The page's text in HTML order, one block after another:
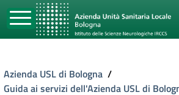
Azienda USL di Bologna /
Guida ai servizi dell'Azienda USL di